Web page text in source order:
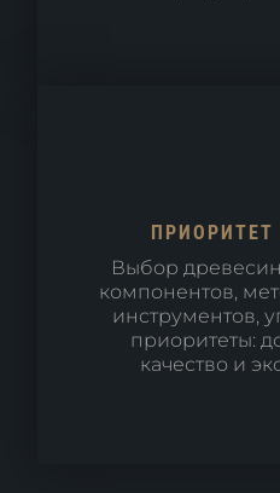
Выбор
компонентов,
инструментов,
приоритеты:
качество и